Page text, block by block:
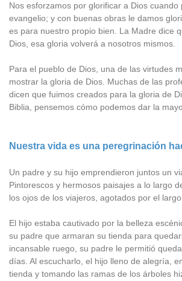
Nos esforzamos por glorificar a Dios cuando
evangelio; y con buenas obras le damos
es para nuestro propio bien. La Madre dice
Dios, esa gloria volverá a nosotros mismos.
Para el pueblo de Dios, una de las virtudes
mostrar la gloria de Dios. Muchas de las
dicen que fuimos creados para la gloria de
Biblia, pensemos cómo podemos dar la
Nuestra vida es una peregrinación
Un padre y su hijo emprendieron juntos un
Pintorescos y hermosos paisajes a lo largo
los ojos de los viajeros, agotados por el largo
El hijo estaba cautivado por la belleza
su padre que armaran su tienda para
incansable ruego, su padre le permitió
días. Al escucharlo, el hijo lleno de alegría,
tienda y tomando las ramas de los árboles